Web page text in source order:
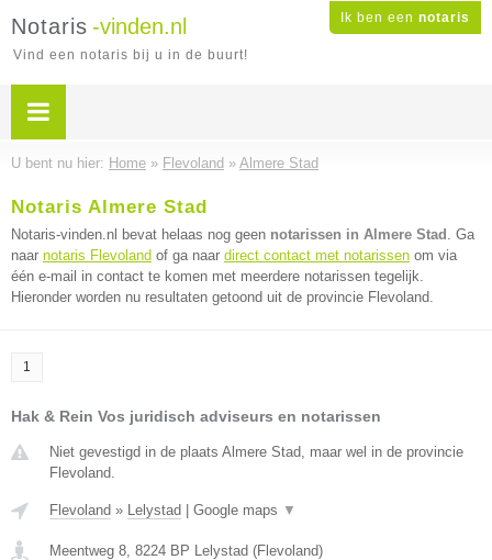
Ik ben een notaris
Notaris -vinden.nl
Vind een notaris bij u in de buurt!
U bent nu hier: Home » Flevoland » Almere Stad
Notaris Almere Stad
Notaris-vinden.nl bevat helaas nog geen notarissen in Almere Stad . Ga
naar notaris Flevoland of ga naar direct contact met notarissen om via
één e-mail in contact te komen met meerdere notarissen tegelijk.
Hieronder worden nu resultaten getoond uit de provincie Flevoland.
1
Hak & Rein Vos juridisch adviseurs en notarissen
Niet gevestigd in de plaats Almere Stad, maar wel in de provincie
Flevoland.
Flevoland » Lelystad Google maps ▼
Meentweg 8, 8224 BP Lelystad (Flevoland)